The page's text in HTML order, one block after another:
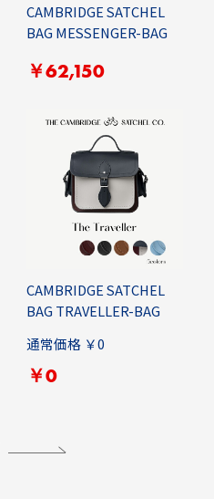
CAMBRIDGE SATCHEL
BAG MESSENGER-BAG
￥62,150
CAMBRIDGE SATCHEL
BAG TRAVELLER-BAG
通常価格 ￥0
￥0